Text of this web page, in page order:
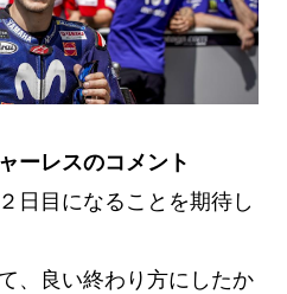
ーレスのコメント
日目になることを期待し
、良い終わり方にしたか